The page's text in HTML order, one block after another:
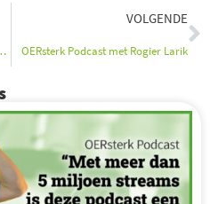
Ingeborg Bosch
VOLGENDE
OERsterk Podcast met Rogier Larik